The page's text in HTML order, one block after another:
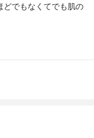
どでもなくてでも肌の